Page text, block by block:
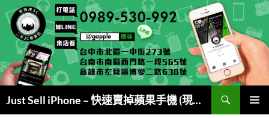
至
內
容
Just Sell iPhone – 快速賣掉蘋果手機 (現金交易)
尋